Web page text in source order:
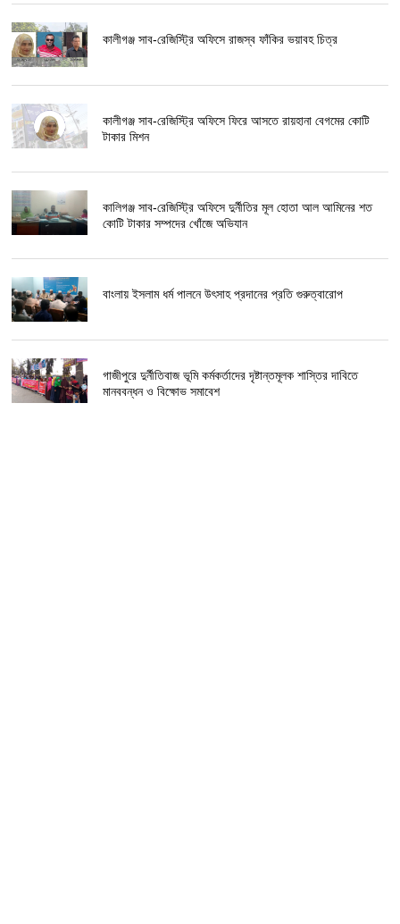
কালীগঞ্জ সাব-রেজিস্ট্রি অফিসে রাজস্ব ফাঁকির ভয়াবহ চিত্র
কালীগঞ্জ সাব-রেজিস্ট্রি অফিসে ফিরে আসতে রায়হানা বেগমের কোটি
টাকার মিশন
কালিগঞ্জ সাব-রেজিস্ট্রি অফিসে দুর্নীতির মূল হোতা আল আমিনের শত
কোটি টাকার সম্পদের খোঁজে অভিযান
বাংলায় ইসলাম ধর্ম পালনে উৎসাহ প্রদানের প্রতি গুরুত্বারোপ
গাজীপুরে দুর্নীতিবাজ ভূমি কর্মকর্তাদের দৃষ্টান্তমূলক শাস্তির দাবিতে
মানববন্ধন ও বিক্ষোভ সমাবেশ